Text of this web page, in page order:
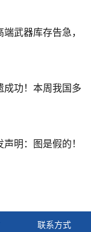
武器库存告急，
成功！本周我国多
明：图是假的！
联系方式